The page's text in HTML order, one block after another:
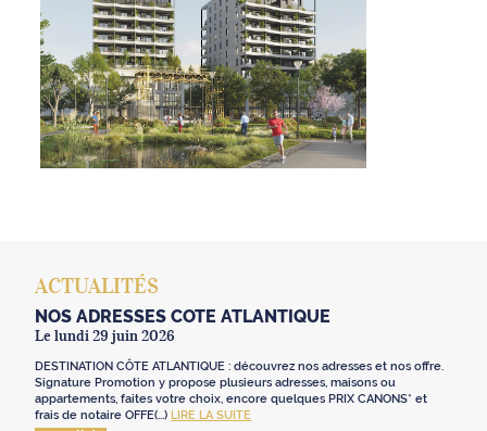
ACTUALITÉS
NOS ADRESSES CÔTE ATLANTIQUE
Le lundi 29 juin 2026
DESTINATION CÔTE ATLANTIQUE : découvrez nos adresses et nos offre.
Signature Promotion y propose plusieurs adresses, maisons ou
appartements, faites votre choix, encore quelques PRIX CANONS* et
frais de notaire OFFE(...) LIRE LA SUITE